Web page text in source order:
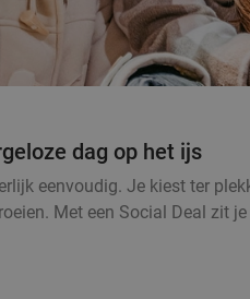
dag op het ijs
eenvoudig. Je kiest ter
Met een Social Deal zit